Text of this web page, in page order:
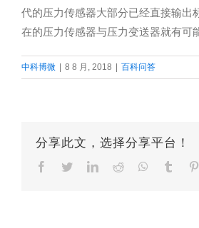
代的压力传感器大部分已经直接输出
在的压力传感器与压力变送器就有可
中科博微 8 8 月, 2018 百科问答
分享此文，选择分享平台！
Facebook
TwitterLinkedIn
Reddit Whatsapp